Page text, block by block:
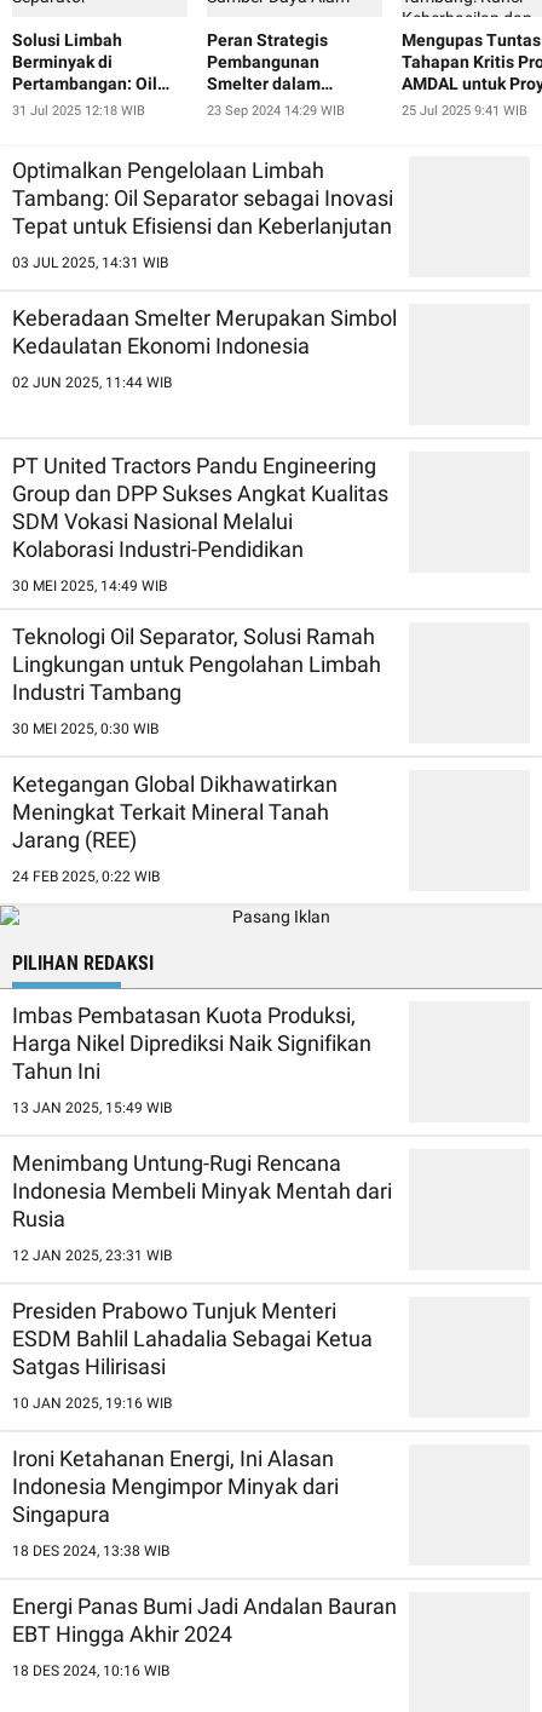
Solusi Limbah
Berminyak di
Pertambangan: Oil
Separator
31 Jul 2025 12:18 WIB
Peran Strategis
Pembangunan
Smelter dalam
Agenda Hilirisasi
23 Sep 2024 14:29 WIB
Mengupas Tuntas
Tahapan Kritis
AMDAL untuk
Tambang: Kunci
25 Jul 2025 9:41 WIB
Optimalkan Pengelolaan Limbah
Tambang: Oil Separator sebagai Inovasi
Tepat untuk Efisiensi dan Keberlanjutan
03 JUL 2025, 14:31 WIB
Keberadaan Smelter Merupakan Simbol
Kedaulatan Ekonomi Indonesia
02 JUN 2025, 11:44 WIB
PT United Tractors Pandu Engineering
Group dan DPP Sukses Angkat Kualitas
SDM Vokasi Nasional Melalui
Kolaborasi Industri-Pendidikan
30 MEI 2025, 14:49 WIB
Teknologi Oil Separator, Solusi Ramah
Lingkungan untuk Pengolahan Limbah
Industri Tambang
30 MEI 2025, 0:30 WIB
Ketegangan Global Dikhawatirkan
Meningkat Terkait Mineral Tanah
Jarang (REE)
24 FEB 2025, 0:22 WIB
PILIHAN REDAKSI
Imbas Pembatasan Kuota Produksi,
Harga Nikel Diprediksi Naik Signifikan
Tahun Ini
13 JAN 2025, 15:49 WIB
Menimbang Untung-Rugi Rencana
Indonesia Membeli Minyak Mentah dari
Rusia
12 JAN 2025, 23:31 WIB
Presiden Prabowo Tunjuk Menteri
ESDM Bahlil Lahadalia Sebagai Ketua
Satgas Hilirisasi
10 JAN 2025, 19:16 WIB
Ironi Ketahanan Energi, Ini Alasan
Indonesia Mengimpor Minyak dari
Singapura
18 DES 2024, 13:38 WIB
Energi Panas Bumi Jadi Andalan Bauran
EBT Hingga Akhir 2024
18 DES 2024, 10:16 WIB